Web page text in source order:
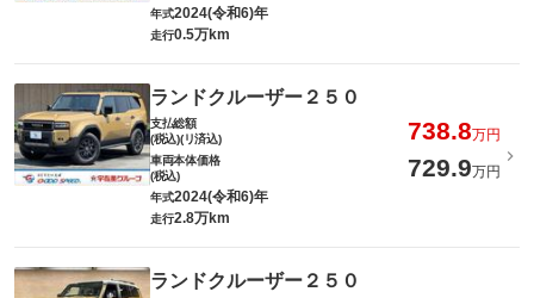
年式2024(令和6)年
走行0.5万km
ランドクルーザー２５０
支払総額
(税込)(リ済込)
738.8万円
車両本体価格
(税込)
729.9万円
年式2024(令和6)年
走行2.8万km
ランドクルーザー２５０